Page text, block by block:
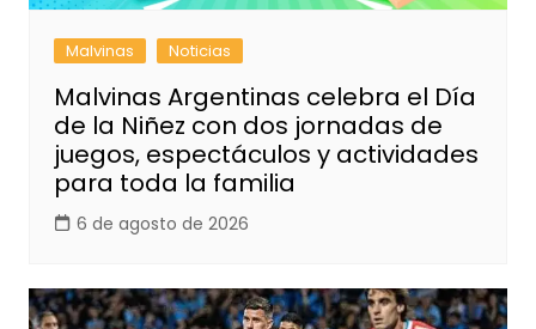
Malvinas Noticias
Malvinas Argentinas celebra el Día
de la Niñez con dos jornadas de
juegos, espectáculos y actividades
para toda la familia
6 de agosto de 2026